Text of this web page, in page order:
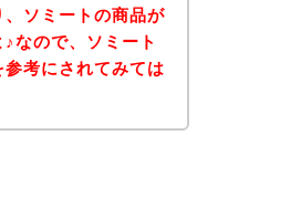
ソミートの商品が
なので、ソミート
考にされてみては